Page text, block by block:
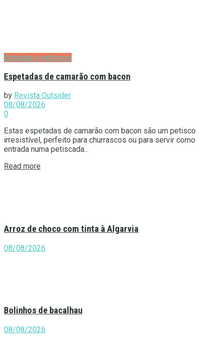
Entradas e petiscos
Espetadas de camarão com bacon
by Revista Outsider
08/08/2026
0
Estas espetadas de camarão com bacon são um petisco
irresistível, perfeito para churrascos ou para servir como
entrada numa petiscada...
Read more
Arroz de choco com tinta à Algarvia
08/08/2026
Bolinhos de bacalhau
08/08/2026